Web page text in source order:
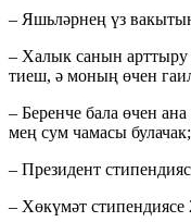
– Яшьләрнең үз
– Халык санын арттыру
тиеш, ә моның өчен
– Беренче бала өчен
мең сум чамасы булачак;
– Президент
– Хөкүмәт стипендиясе